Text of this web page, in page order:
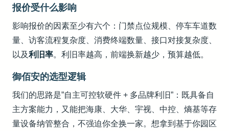
报价受什么影响
影响报价的因素至少有六个：门禁点位规模、停车车道数
量、访客流程复杂度、消费终端数量、接口对接复杂度、
以及利旧率。利旧率越高，前端换新越少，预算越低。
御佰安的选型逻辑
我们的思路是”自主可控软硬件 + 多品牌利旧”：既具备自
主方案能力，又能把海康、大华、宇视、中控、熵基等存
量设备纳管整合，不强迫你全换一家。想拿到基于你园区